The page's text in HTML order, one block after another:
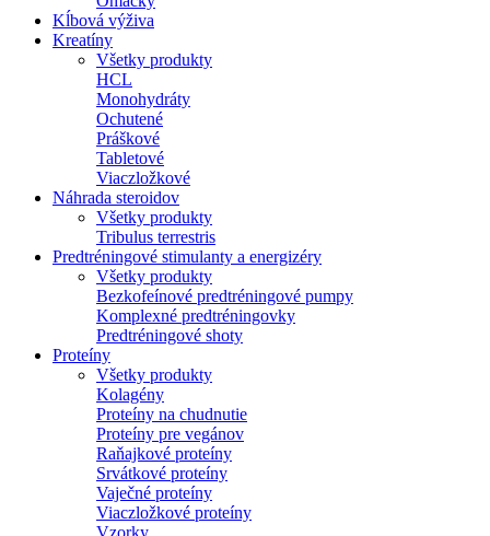
Kĺbová výživa
Kreatíny
Všetky produkty
HCL
Monohydráty
Ochutené
Práškové
Tabletové
Viaczložkové
Náhrada steroidov
Všetky produkty
Tribulus terrestris
Predtréningové stimulanty a energizéry
Všetky produkty
Bezkofeínové predtréningové pumpy
Komplexné predtréningovky
Predtréningové shoty
Proteíny
Všetky produkty
Kolagény
Proteíny na chudnutie
Proteíny pre vegánov
Raňajkové proteíny
Srvátkové proteíny
Vaječné proteíny
Viaczložkové proteíny